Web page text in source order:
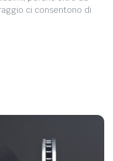
ci consentono di